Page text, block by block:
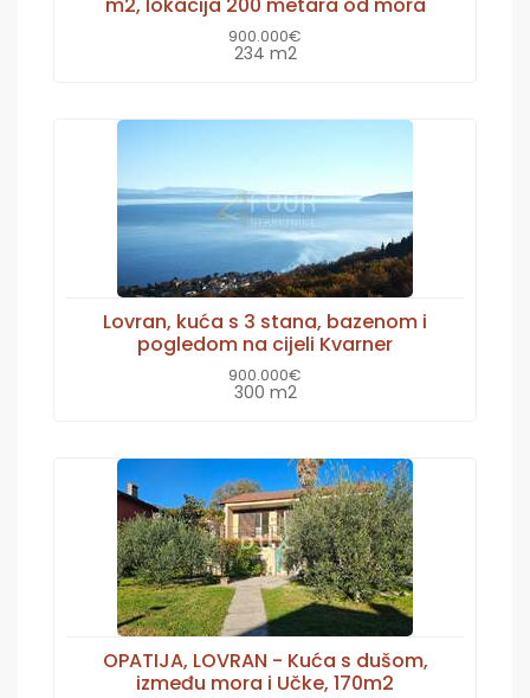
900.000€
234 m2
Lovran, kuća s 3 stana, bazenom i
pogledom na cijeli Kvarner
900.000€
300 m2
OPATIJA, LOVRAN - Kuća s dušom,
između mora i Učke, 170m2